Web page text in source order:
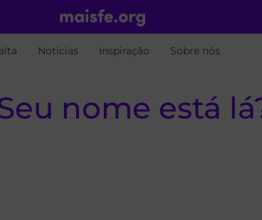
Notícias Inspiração Sobre nós
nome está